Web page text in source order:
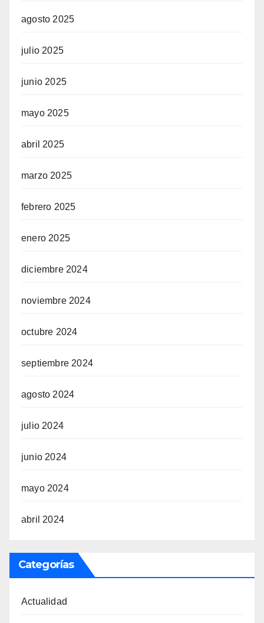
agosto 2025
julio 2025
junio 2025
mayo 2025
abril 2025
marzo 2025
febrero 2025
enero 2025
diciembre 2024
noviembre 2024
octubre 2024
septiembre 2024
agosto 2024
julio 2024
junio 2024
mayo 2024
abril 2024
Categorías
Actualidad